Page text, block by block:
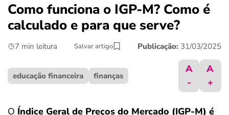
crédito fácil
últimas notícias
ferramentas
Como funciona o IGP-M? Como é
calculado e para que serve?
7 min leitura Salvar artigo Publicação: 31/03/2025
educação financeira finanças
A
-
A
+
O Índice Geral de Preços do Mercado (IGP-M) é